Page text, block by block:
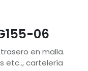
06
en malla.
etc.., cartelería